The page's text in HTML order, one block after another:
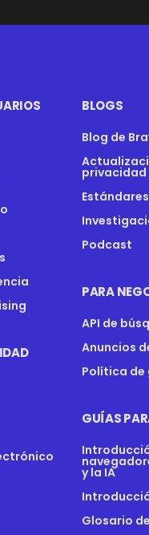
BLOGS
Blog de
privacidad
Podcast
PARA
API de
Anuncios
Política de
GUÍAS
y la IA
Glosario